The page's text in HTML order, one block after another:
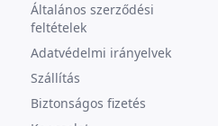
Általános szerződési
feltételek
Adatvédelmi irányelvek
Szállítás
Biztonságos fizetés